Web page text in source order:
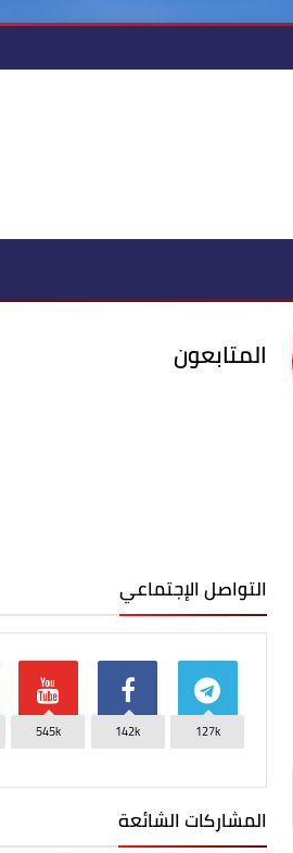
المتابعون
التواصل الإجتماعي
127k
142k
545k
المشاركات الشائعة